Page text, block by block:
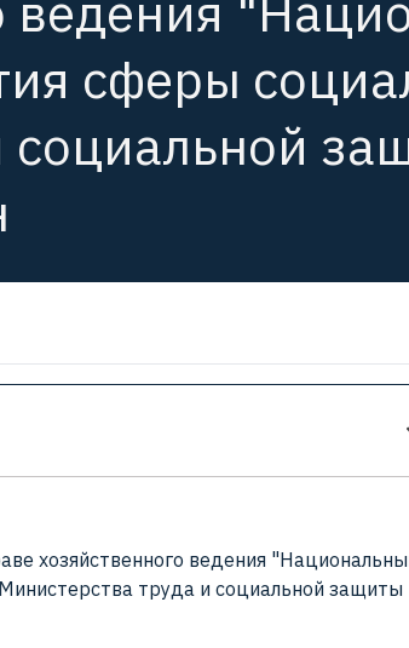
сферы
социальной
хозяйственного ведения
труда и социальной защиты